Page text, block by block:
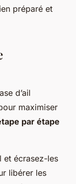
préparé et
d’ail
maximiser
par étape
et écrasez-les
libérer les